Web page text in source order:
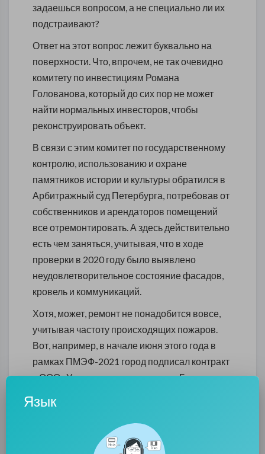
задаешься вопросом, а не специально ли их
подстраивают?
Ответ на этот вопрос лежит буквально на
поверхности. Что, впрочем, не так очевидно
комитету по инвестициям Романа
Голованова, который до сих пор не может
найти нормальных инвесторов, чтобы
реконструировать объект.
В связи с этим комитет по государственному
контролю, использованию и охране
памятников истории и культуры обратился в
Арбитражный суд Петербурга, потребовав от
собственников и арендаторов помещений
все отремонтировать. А здесь действительно
есть чем заняться, учитывая, что в ходе
проверки в 2020 году было выявлено
неудовлетворительное состояние фасадов,
кровель и коммуникаций.
Хотя, может, ремонт не понадобится вовсе,
учитывая частоту происходящих пожаров.
Вот, например, в начале июня этого года в
рамках ПМЭФ-2021 город подписал контракт
с ООО «Управляющая компания «Бюро
была реализовать проект, приспособив
«Красный треугольник» к современному
использованию. Но по странному стечению
Язык